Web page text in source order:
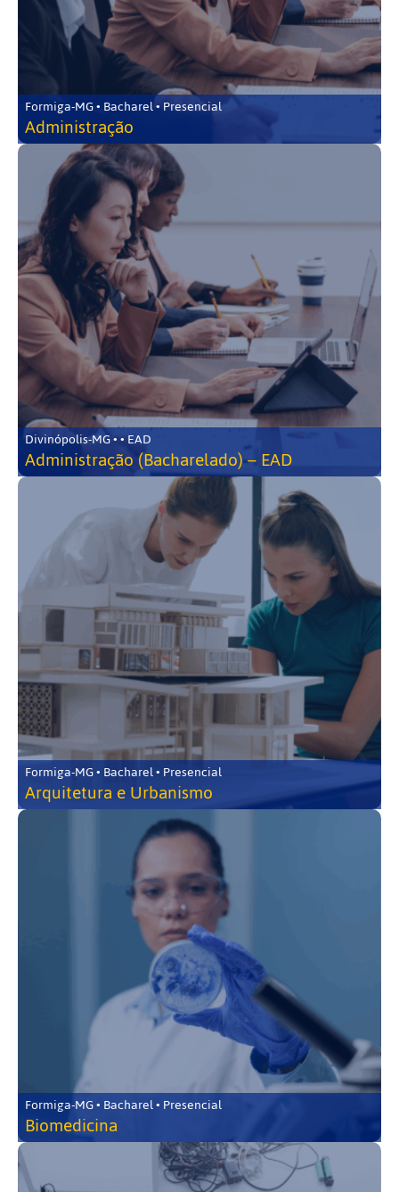
Formiga-MG • Bacharel • Presencial
Administração
Divinópolis-MG • • EAD
Administração (Bacharelado) – EAD
Formiga-MG • Bacharel • Presencial
Arquitetura e Urbanismo
Formiga-MG • Bacharel • Presencial
Biomedicina